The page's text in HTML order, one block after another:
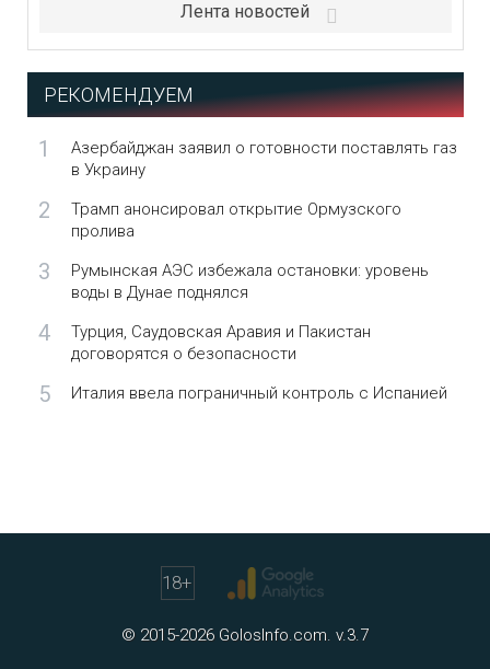
Лента новостей
РЕКОМЕНДУЕМ
1
Азербайджан заявил о готовности поставлять газ
в Украину
2
Трамп анонсировал открытие Ормузского
пролива
3
Румынская АЭС избежала остановки: уровень
воды в Дунае поднялся
4
Турция, Саудовская Аравия и Пакистан
договорятся о безопасности
5 Италия ввела пограничный контроль с Испанией
18+
© 2015-2026 GolosInfo.com. v.3.7